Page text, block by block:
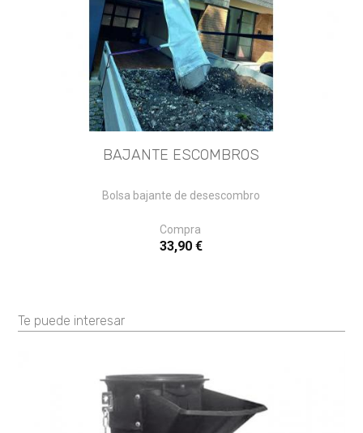
BAJANTE ESCOMBROS
Bolsa bajante de desescombro
Compra
33,90 €
Te puede interesar